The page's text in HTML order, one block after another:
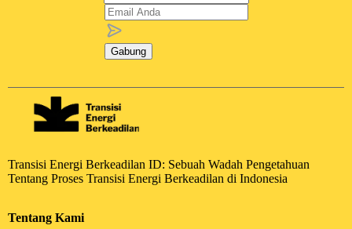
Gabung
Transisi Energi Berkeadilan ID: Sebuah Wadah Pengetahuan
Tentang Proses Transisi Energi Berkeadilan di Indonesia
Tentang Kami